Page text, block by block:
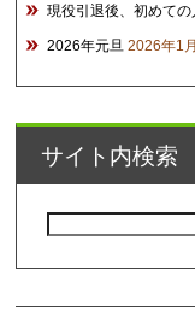
現役引退後、初めての
2026年元旦 2026年1
サイト内検索